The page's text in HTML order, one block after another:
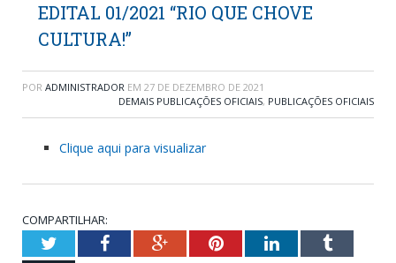
EDITAL 01/2021 “RIO QUE CHOVE
CULTURA!”
POR ADMINISTRADOR EM 27 DE DEZEMBRO DE 2021
DEMAIS PUBLICAÇÕES OFICIAIS, PUBLICAÇÕES OFICIAIS
Clique aqui para visualizar
COMPARTILHAR:
TwitterFacebookGoogle+PinterestLinkedInTumblr